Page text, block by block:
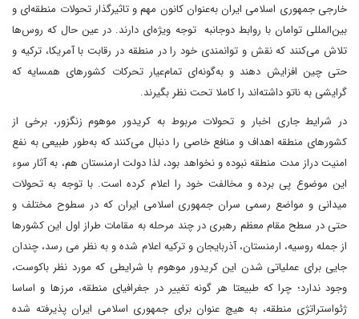
خارجی جمهوری اسلامی ایران به‌عنوان کانون مهم و تاثیرگذار تحولات منطقه‌ای و
بین‌المللی توامان با روابط دوجانبه توجه ویژه‌ای دارند. در عین حال که روس‌ها
تلاش می‌کنند که نقش و توانمندی خود را در منطقه در رقابت با آمریکا، ترکیه و
حتی چین افزایش دهند و به‌گونه‌ای تمام‌عیار تحرکات کشورهای همسایه که
گرایشی به ناتو داشته‌اند را کاملا تحت نظر بگیرند.
در شرایط جاری اخبار و تحولات مربوط به کریدور موهوم زنگزور، برخی از
کشورهای منطقه اهداف و منافع خاصی را دنبال می‌کنند که به‌طور طبیعی به نفع
امنیت دراز مدت منطقه نبوده و نخواهد بود، لذا دولت ارمنستان هم، به آثار سوء
این موضوع پی برده و مخالفت خود را اعلام کرده است. با توجه به تحولات
میدانی و مواضع رسمی سران جمهوری اسلامی ایران که در سطوح مختلف و
حتی در سطح مقام معظم رهبری در چند مرحله به مقامات طراز اول این کشورها
از جمله روسیه، ارمنستان، آذربایجان و ترکیه اعلام شده و به نظر می رسد، چندان
جایی برای عملیاتی شدن این کریدور موهوم با شرایطی که مورد نظر باکوست،
وجود ندارد؛ چرا که طبیعتا هر گونه تغییر در جغرافیای منطقه، مرزها و اساسا
ژئواستراتژی منطقه، به هیچ عنوان برای جمهوری اسلامی ایران پذیرفته شده